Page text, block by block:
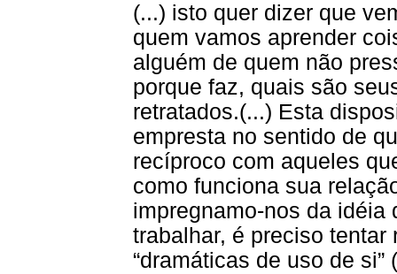
(...) isto quer dizer que
quem vamos aprender
alguém de quem não
porque faz, quais são
retratados.(...) Esta
empresta no sentido de
recíproco com aqueles
como funciona sua
impregnamo-nos da idéia
trabalhar, é preciso
“dramáticas de uso de si”